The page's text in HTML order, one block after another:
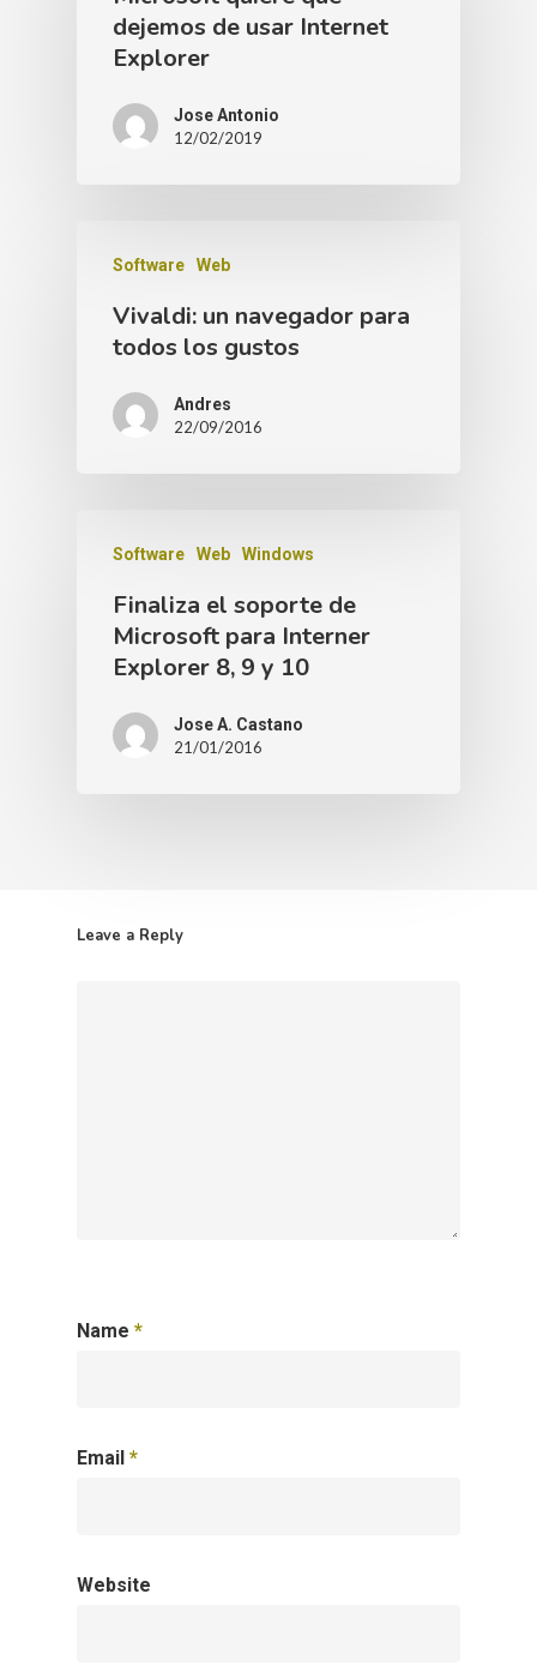
dejemos de usar Internet
Explorer
Jose Antonio
12/02/2019
Software Web
Vivaldi: un navegador para
todos los gustos
Andres
22/09/2016
Software Web Windows
Finaliza el soporte de
Microsoft para Interner
Explorer 8, 9 y 10
Jose A. Castano
21/01/2016
Leave a Reply
Name *
Email *
Website